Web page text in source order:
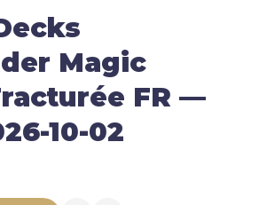
Magic
FR —
10-02